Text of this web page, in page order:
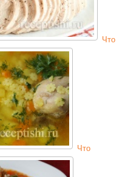
Что
Что